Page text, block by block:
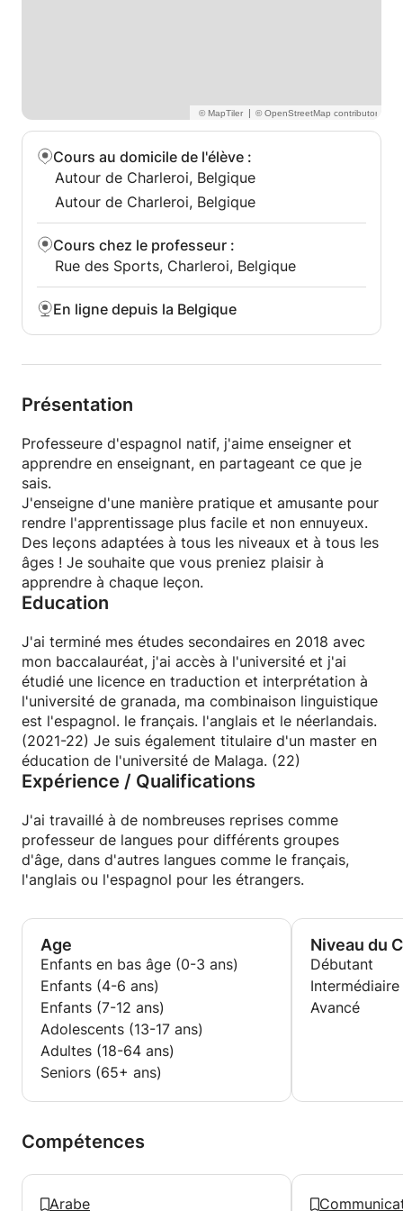
✅ Passionnés de langues et de cultures
Pourquoi apprendre l'arabe avec moi ?
Je parle votre langue et je comprends vos défis
J'utilise des méthodes d'enseignement modernes et
motivantes.
Vous apprendrez non seulement la langue, mais
aussi la culture et les traditions arabes.
et naturel !
Le meilleur moment pour commencer, c'est
maintenant.
✨ مرحباً (Bienvenue !)
|
Cours au domicile de l'élève :
Autour de Charleroi, Belgique
Autour de Charleroi, Belgique
Cours chez le professeur :
Rue des Sports, Charleroi, Belgique
En ligne depuis la Belgique
Présentation
Professeure d'espagnol natif, j'aime enseigner et
apprendre en enseignant, en partageant ce que je
sais.
J'enseigne d'une manière pratique et amusante pour
rendre l'apprentissage plus facile et non ennuyeux.
Des leçons adaptées à tous les niveaux et à tous les
âges ! Je souhaite que vous preniez plaisir à
apprendre à chaque leçon.
Education
J'ai terminé mes études secondaires en 2018 avec
mon baccalauréat, j'ai accès à l'université et j'ai
étudié une licence en traduction et interprétation à
l'université de granada, ma combinaison linguistique
est l'espagnol. le français. l'anglais et le néerlandais.
(2021-22) Je suis également titulaire d'un master en
éducation de l'université de Malaga. (22)
Expérience / Qualifications
J'ai travaillé à de nombreuses reprises comme
professeur de langues pour différents groupes
d'âge, dans d'autres langues comme le français,
l'anglais ou l'espagnol pour les étrangers.
Age
Enfants en bas âge (0-3 ans)
Enfants (4-6 ans)
Enfants (7-12 ans)
Adolescents (13-17 ans)
Adultes (18-64 ans)
Seniors (65+ ans)
Niveau du
Débutant
Intermédiaire
Avancé
Compétences
Arabe